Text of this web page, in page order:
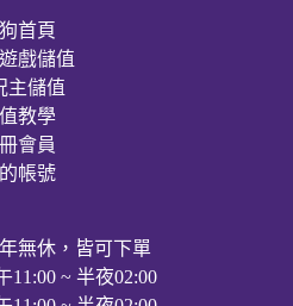
首頁
戲儲值
主儲值
教學
會員
帳號
無休，皆可下單
11:00 ~ 半夜02:00